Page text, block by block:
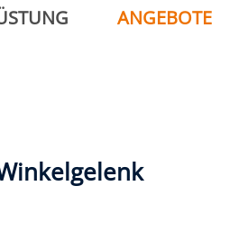
ANGEBOTE